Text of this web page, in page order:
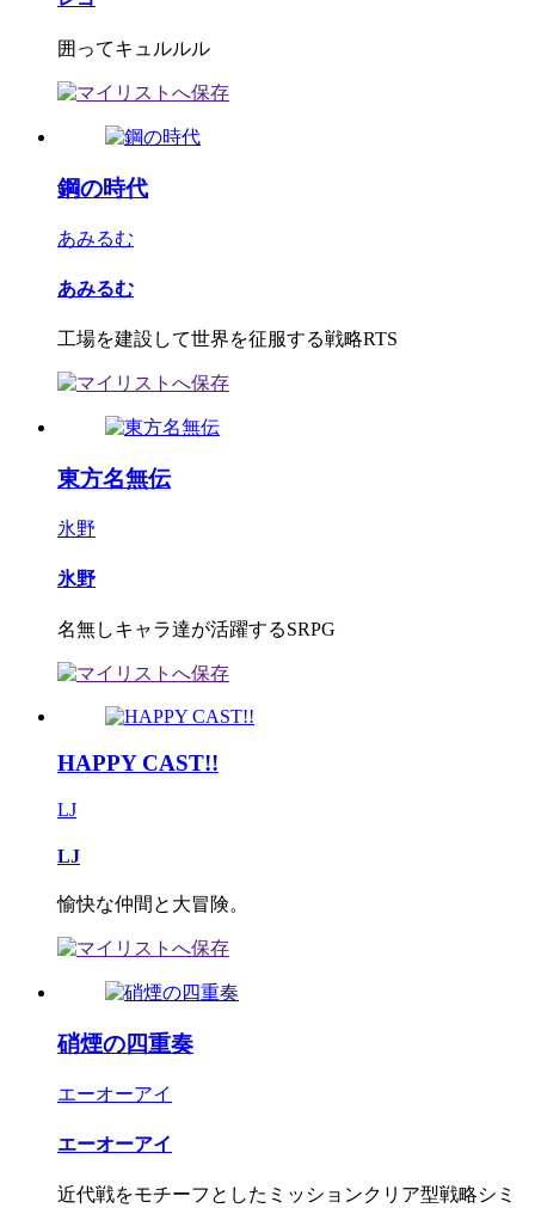
囲ってキュルルル
鋼の時代
あみるむ
あみるむ
工場を建設して世界を征服する戦略RTS
東方名無伝
氷野
氷野
名無しキャラ達が活躍するSRPG
HAPPY CAST!!
LJ
LJ
愉快な仲間と大冒険。
硝煙の四重奏
エーオーアイ
エーオーアイ
近代戦をモチーフとしたミッションクリア型戦略シミ